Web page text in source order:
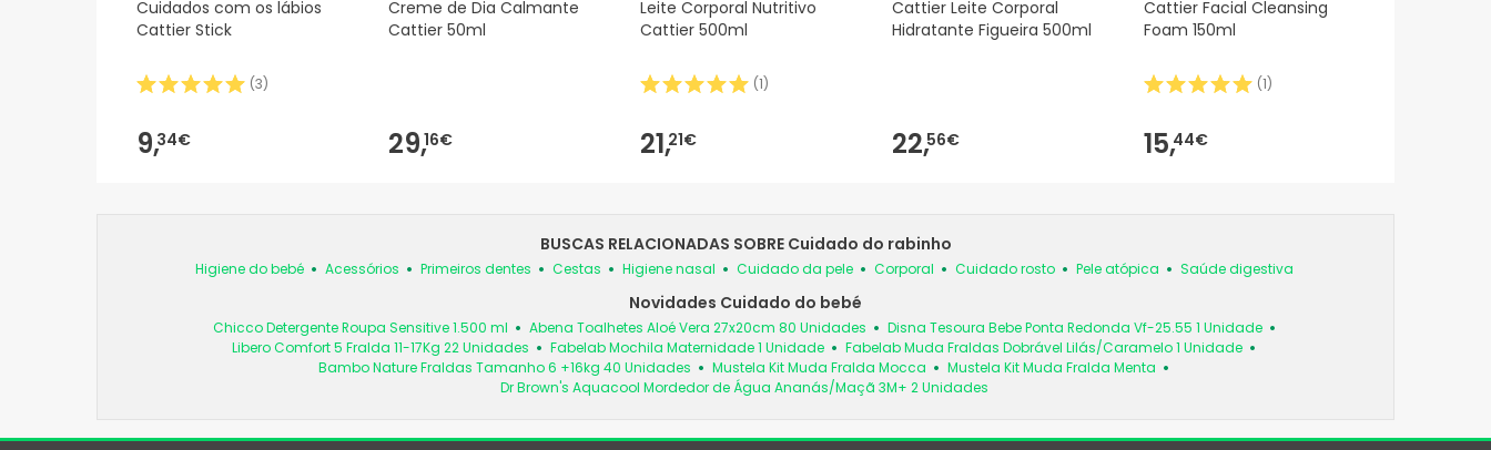
Cuidados com os lábios
Cattier Stick
(3)
9,34€
Creme de Dia Calmante
Cattier 50ml
29,16€
Leite Corporal Nutritivo
Cattier 500ml
(1)
21,21€
Cattier Leite Corporal
Hidratante Figueira 500ml
22,56€
Cattier Facial Cleansing
Foam 150ml
(1)
15,44€
BUSCAS RELACIONADAS SOBRE Cuidado do rabinho
Higiene do bebé Acessórios Primeiros dentes Cestas Higiene nasal Cuidado da pele Corporal Cuidado rosto Pele atópica Saúde digestiva
Novidades Cuidado do bebé
Chicco Detergente Roupa Sensitive 1.500 ml Abena Toalhetes Aloé Vera 27x20cm 80 Unidades
Disna Tesoura Bebe Ponta Redonda Vf-25.55 1 Unidade
Libero Comfort 5 Fralda 11-17Kg 22 Unidades
Fabelab Mochila Maternidade 1 Unidade
Fabelab Muda Fraldas Dobrável Lilás/Caramelo 1 Unidade
Bambo Nature Fraldas Tamanho 6 +16kg 40 Unidades
Mustela Kit Muda Fralda Mocca
Mustela Kit Muda Fralda Menta
Dr Brown's Aquacool Mordedor de Água Ananás/Maçã 3M+ 2 Unidades